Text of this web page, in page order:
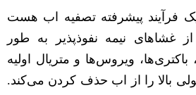
یک فرآیند پیشرفته تصفیه اب هست
غشاهای نیمه نفوذپذیر به طور
ویروس‌ها و متریال اولیه
بالا را از اب حذف کردن می‌کند.